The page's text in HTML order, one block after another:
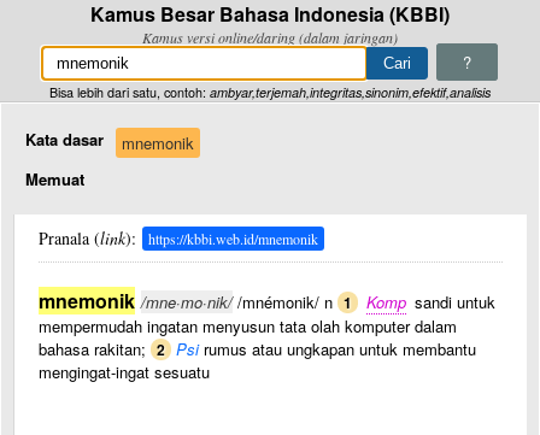
Kamus Besar Bahasa Indonesia (KBBI)
Kamus versi online/daring (dalam jaringan)
?
Bisa lebih dari satu, contoh: ambyar,terjemah,integritas,sinonim,efektif,analisis
Kata dasar
mnemonik
Memuat
Pranala (link): https://kbbi.web.id/mnemonik
mnemonik /mne·mo·nik//mnémonik/ n 1 Komp sandi untuk
mempermudah ingatan menyusun tata olah komputer dalam
bahasa rakitan; 2 Psirumus atau ungkapan untuk membantu
mengingat-ingat sesuatu